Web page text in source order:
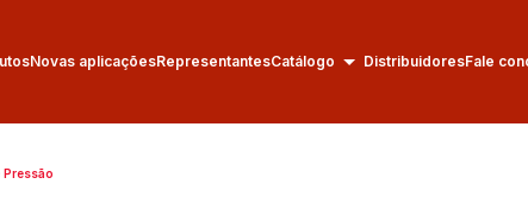
Novas aplicaçõesRepresentantesCatálogo DistribuidoresFale